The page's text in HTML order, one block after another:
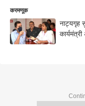
करमणूक
नाट्यगृह